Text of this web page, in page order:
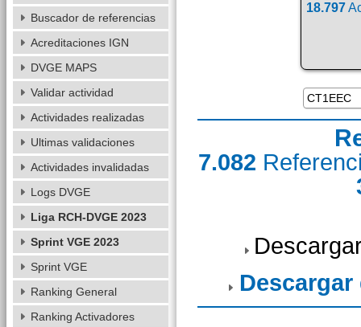
18.797
7.082
Descargar
Buscador de referencias
Acreditaciones IGN
DVGE MAPS
Validar actividad
Actividades realizadas
Ultimas validaciones
Actividades invalidadas
Logs DVGE
Liga RCH-DVGE 2023
Sprint VGE 2023
Sprint VGE
Ranking General
Ranking Activadores